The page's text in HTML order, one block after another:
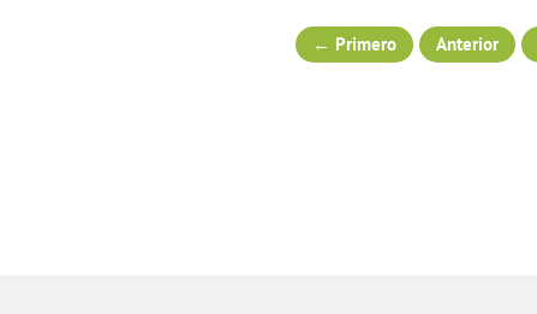
← Primero Anterior